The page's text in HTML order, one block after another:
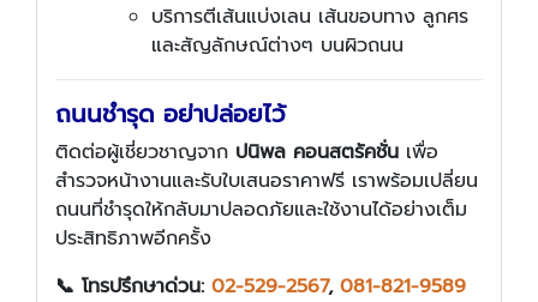
บริการตีเส้นแบ่งเลน เส้นขอบทาง ลูกศร
และสัญลักษณ์ต่างๆ บนผิวถนน
ถนนชำรุด อย่าปล่อยไว้
ติดต่อผู้เชี่ยวชาญจาก ปนิพล คอนสตรัคชั่น เพื่อ
สำรวจหน้างานและรับใบเสนอราคาฟรี เราพร้อมเปลี่ยน
ถนนที่ชำรุดให้กลับมาปลอดภัยและใช้งานได้อย่างเต็ม
ประสิทธิภาพอีกครั้ง
📞 โทรปรึกษาด่วน: 02-529-2567, 081-821-9589